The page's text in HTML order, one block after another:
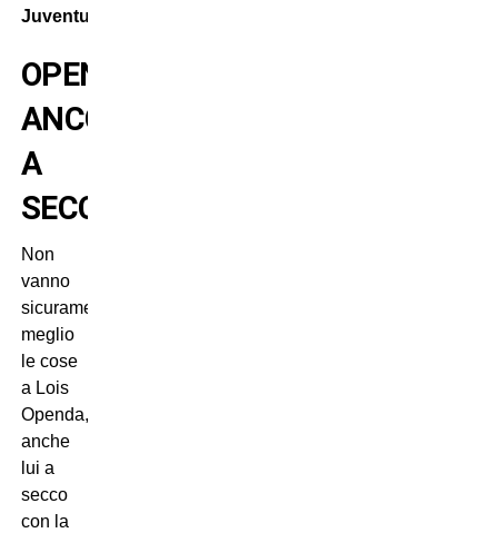
Juventus
OPENDA
ANCORA
A
SECCO
Non
vanno
sicuramente
meglio
le cose
a Lois
Openda,
anche
lui a
secco
con la